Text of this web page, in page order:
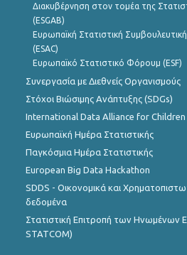
Διακυβέρνηση στον τομέα της
(ESGAB)
Ευρωπαϊκή Στατιστική
(ESAC)
Ευρωπαϊκό Στατιστικό Φόρουμ (ESF)
Συνεργασία με Διεθνείς Οργανισμούς
Στόχοι Βιώσιμης Ανάπτυξης (SDGs)
International Data Alliance for
Ευρωπαϊκή Ημέρα Στατιστικής
Παγκόσμια Ημέρα Στατιστικής
European Big Data Hackathon
SDDS - Οικονομικά και
δεδομένα
Στατιστική Επιτροπή των Ηνωμένων
STATCOM)